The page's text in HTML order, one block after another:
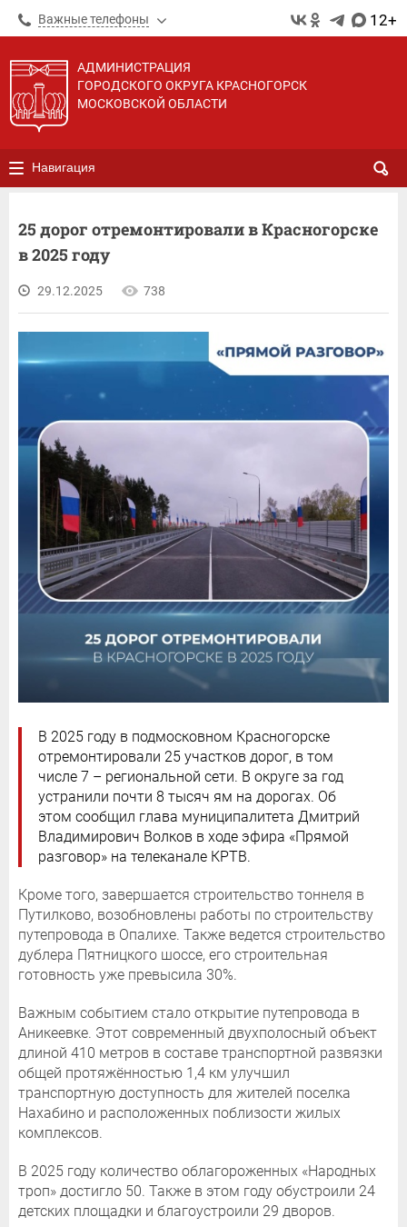
Важные телефоны 12+
АДМИНИСТРАЦИЯ
ГОРОДСКОГО ОКРУГА КРАСНОГОРСК
МОСКОВСКОЙ ОБЛАСТИ
Навигация
25 дорог отремонтировали в Красногорске
в 2025 году
29.12.2025 738
В 2025 году в подмосковном Красногорске
отремонтировали 25 участков дорог, в том
числе 7 – региональной сети. В округе за год
устранили почти 8 тысяч ям на дорогах. Об
этом сообщил глава муниципалитета Дмитрий
Владимирович Волков в ходе эфира «Прямой
разговор» на телеканале КРТВ.
Кроме того, завершается строительство тоннеля в
Путилково, возобновлены работы по строительству
путепровода в Опалихе. Также ведется строительство
дублера Пятницкого шоссе, его строительная
готовность уже превысила 30%.
Важным событием стало открытие путепровода в
Аникеевке. Этот современный двухполосный объект
длиной 410 метров в составе транспортной развязки
общей протяжённостью 1,4 км улучшил
транспортную доступность для жителей поселка
Нахабино и расположенных поблизости жилых
комплексов.
В 2025 году количество облагороженных «Народных
троп» достигло 50. Также в этом году обустроили 24
детских площадки и благоустроили 29 дворов.